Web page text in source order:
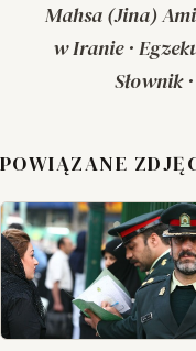
Mahsa (Jina)
w Iranie·
Słownik·
POWIĄZANE